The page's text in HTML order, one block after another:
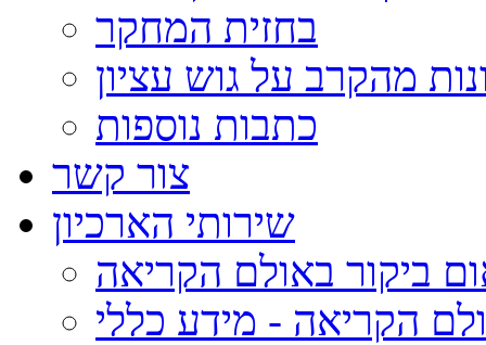
בחזית המחקר
מהקרב על גוש עציון
כתבות נוספות
צור קשר
שירותי הארכיון
ביקור באולם הקריאה
הקריאה - מידע כללי